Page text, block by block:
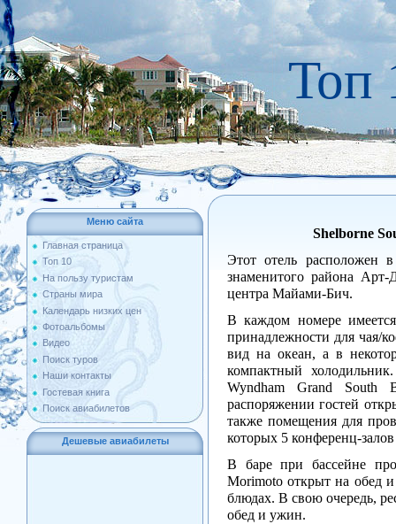
Топ
Меню сайта
Главная страница
Топ 10
На пользу туристам
Страны мира
Календарь низких цен
Фотоальбомы
Видео
Поиск туров
Наши контакты
Гостевая книга
Поиск авиабилетов
Дешевые авиабилеты
Shelborne
Этот отель расположен
знаменитого района
центра Майами-Бич.
В каждом номере
принадлежности для чая/
вид на океан, а в
компактный
Wyndham Grand South
распоряжении гостей
также помещения для
которых 5 конференц-
В баре при бассейне
Morimoto открыт на обед
блюдах. В свою очередь,
обед и ужин.